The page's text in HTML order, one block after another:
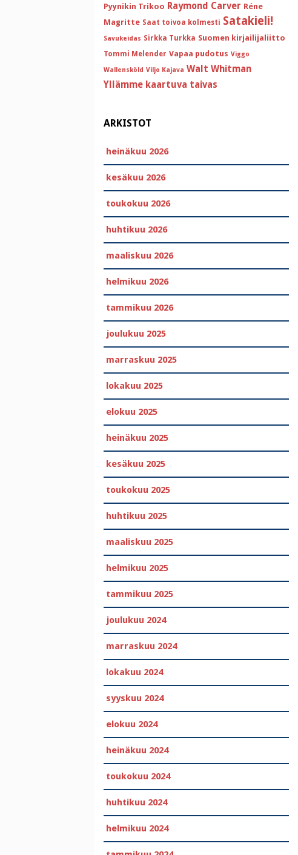
Pyynikin Trikoo Raymond Carver Réne
Magritte Saat toivoa kolmesti Satakieli!
Savukeidas Sirkka Turkka Suomen kirjailijaliitto
Tommi Melender Vapaa pudotus Viggo
Wallensköld Viljo Kajava Walt Whitman
Yllämme kaartuva taivas
ARKISTOT
heinäkuu 2026
kesäkuu 2026
toukokuu 2026
huhtikuu 2026
maaliskuu 2026
helmikuu 2026
tammikuu 2026
joulukuu 2025
marraskuu 2025
lokakuu 2025
elokuu 2025
heinäkuu 2025
kesäkuu 2025
toukokuu 2025
huhtikuu 2025
maaliskuu 2025
helmikuu 2025
tammikuu 2025
joulukuu 2024
marraskuu 2024
lokakuu 2024
syyskuu 2024
elokuu 2024
heinäkuu 2024
toukokuu 2024
huhtikuu 2024
helmikuu 2024